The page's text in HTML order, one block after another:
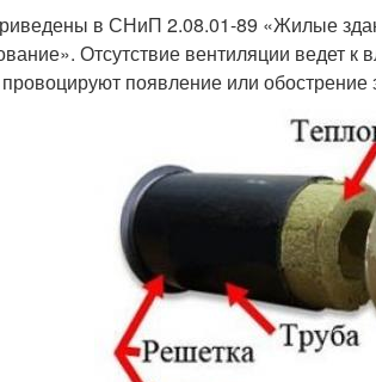
многоквартирном доме
Вентиляции в
многоэтажных домах
Важные требования
в СНиП 2.08.01-89 «Жилые
Отсутствие вентиляции ведет
появление или обострение